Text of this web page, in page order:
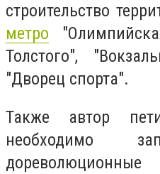
строительство
метро
Толстого",
"Дворец спорта".
Также автор
необходимо